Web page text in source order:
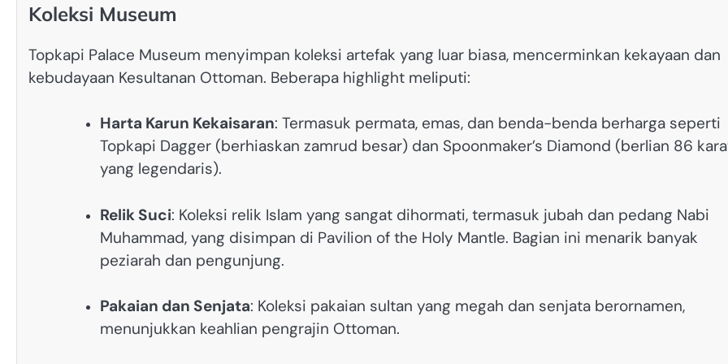
Koleksi Museum
Topkapi Palace Museum menyimpan koleksi artefak yang luar biasa, mencerminkan kekayaan dan
kebudayaan Kesultanan Ottoman. Beberapa highlight meliputi:
Harta Karun Kekaisaran: Termasuk permata, emas, dan benda-benda berharga seperti
Topkapi Dagger (berhiaskan zamrud besar) dan Spoonmaker’s Diamond (berlian 86
yang legendaris).
Relik Suci: Koleksi relik Islam yang sangat dihormati, termasuk jubah dan pedang Nabi
Muhammad, yang disimpan di Pavilion of the Holy Mantle. Bagian ini menarik banyak
peziarah dan pengunjung.
Pakaian dan Senjata: Koleksi pakaian sultan yang megah dan senjata berornamen,
menunjukkan keahlian pengrajin Ottoman.